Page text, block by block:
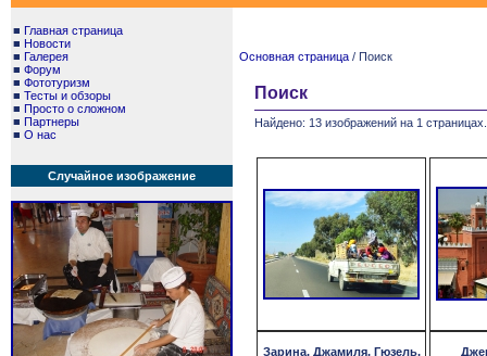
■ Главная страница
■ Новости
■ Галерея
■ Форум
■ Фототуризм
■ Тесты и обзоры
■ Просто о сложном
■ Партнеры
■ О нас
Случайное изображение
Основная страница / Поиск
Поиск
Найдено: 13 изображений на 1
Зарина, Джамиля, Гюзель,